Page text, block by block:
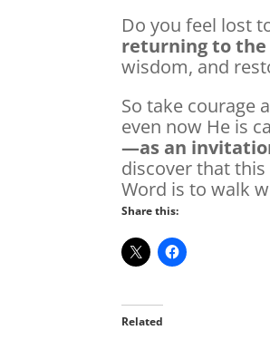
Do you feel lost
returning to the
wisdom, and
So take courage
even now He is
—as an
discover that
Word is to walk
Share this:
Related